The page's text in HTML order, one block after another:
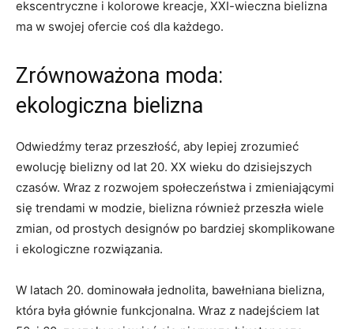
ekscentryczne i kolorowe ⁣kreacje,​ XXI-wieczna‍ bielizna
ma w swojej ofercie coś⁤ dla każdego.
Zrównoważona⁤ moda:
ekologiczna bielizna
Odwiedźmy teraz przeszłość, aby lepiej⁣ zrozumieć
ewolucję bielizny od ⁣lat 20. XX wieku ⁣do dzisiejszych ​
czasów. ​Wraz z rozwojem społeczeństwa i zmieniającymi
się trendami w modzie, ‌bielizna również przeszła wiele
zmian, od prostych⁤ designów po bardziej⁣ skomplikowane
i ekologiczne rozwiązania.
W⁢ latach 20. dominowała jednolita, bawełniana bielizna,
która ‍była głównie funkcjonalna. Wraz​ z⁣ nadejściem lat